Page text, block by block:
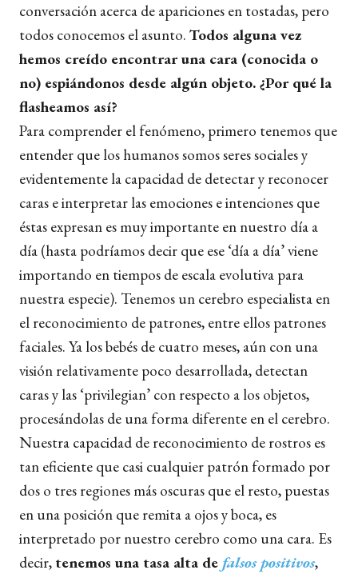
conversación acerca de apariciones en tostadas, pero
todos conocemos el asunto. Todos alguna vez
hemos creído encontrar una cara (conocida o
no) espiándonos desde algún objeto. ¿Por qué la
flasheamos así?
Para comprender el fenómeno, primero tenemos que
entender que los humanos somos seres sociales y
evidentemente la capacidad de detectar y reconocer
caras e interpretar las emociones e intenciones que
éstas expresan es muy importante en nuestro día a
día (hasta podríamos decir que ese ‘día a día’ viene
importando en tiempos de escala evolutiva para
nuestra especie). Tenemos un cerebro especialista en
el reconocimiento de patrones, entre ellos patrones
faciales. Ya los bebés de cuatro meses, aún con una
visión relativamente poco desarrollada, detectan
caras y las ‘privilegian’ con respecto a los objetos,
procesándolas de una forma diferente en el cerebro.
Nuestra capacidad de reconocimiento de rostros es
tan eficiente que casi cualquier patrón formado por
dos o tres regiones más oscuras que el resto, puestas
en una posición que remita a ojos y boca, es
interpretado por nuestro cerebro como una cara. Es
decir, tenemos una tasa alta de falsos positivos,